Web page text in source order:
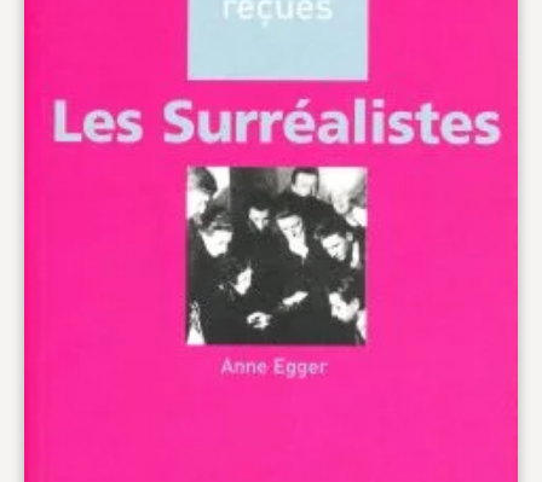
Santé et médecine
Sciences
Livres poche
Index général des titres
>> Livres numériques <<
COLLECTIONS
Comment je suis devenu